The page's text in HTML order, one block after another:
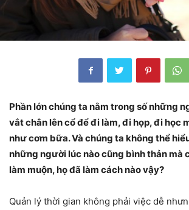
Phần lớn chúng ta nằm trong số những
vắt chân lên cổ để đi làm, đi họp, đi học
như cơm bữa. Và chúng ta không thể
những người lúc nào cũng bình thản mà
làm muộn, họ đã làm cách nào vậy?
Quản lý thời gian không phải việc dễ